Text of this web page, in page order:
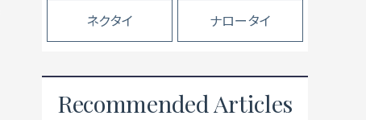
ネクタイ ナロータイ
Recommended Articles